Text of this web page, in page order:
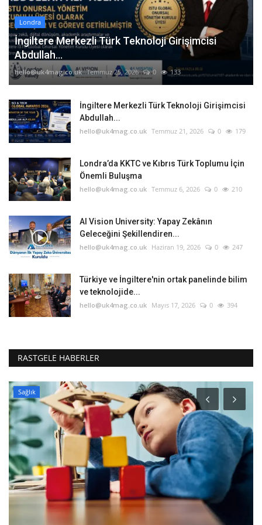
Londra
İngiltere Merkezli Türk Teknoloji Girişimcisi
Abdullah...
hello@uk4mag.co.uk Temmuz 25, 2026 0 133
İngiltere Merkezli Türk Teknoloji Girişimcisi
Abdullah...
hello@uk4mag.co.uk Temmuz 21, 2026 0 179
Londra’da KKTC ve Kıbrıs Türk Toplumu İçin
Önemli Buluşma
hello@uk4mag.co.uk Temmuz 6, 2026 0 210
AI Vision University: Yapay Zekânın
Geleceğini Şekillendiren...
hello@uk4mag.co.uk Haziran 19, 2026 0 247
Türkiye ve İngiltere'nin ortak panelinde bilim
ve teknolojide...
hello@uk4mag.co.uk Mayıs 17, 2026 0 394
RASTGELE HABERLER
Sağlık